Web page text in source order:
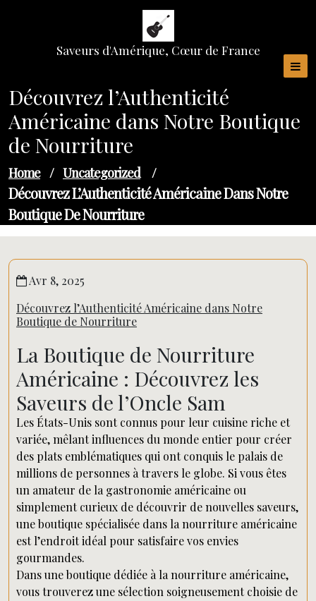
Saveurs d'Amérique, Cœur de France
Découvrez l’Authenticité
Américaine dans Notre Boutique
de Nourriture
Home / Uncategorized /
Découvrez L’Authenticité Américaine Dans Notre
Boutique De Nourriture
Avr 8, 2025
Découvrez l’Authenticité Américaine dans Notre
Boutique de Nourriture
La Boutique de Nourriture
Américaine : Découvrez les
Saveurs de l’Oncle Sam
Les États-Unis sont connus pour leur cuisine riche et
variée, mêlant influences du monde entier pour créer
des plats emblématiques qui ont conquis le palais de
millions de personnes à travers le globe. Si vous êtes
un amateur de la gastronomie américaine ou
simplement curieux de découvrir de nouvelles saveurs,
une boutique spécialisée dans la nourriture américaine
est l’endroit idéal pour satisfaire vos envies
gourmandes.
Dans une boutique dédiée à la nourriture américaine,
vous trouverez une sélection soigneusement choisie de